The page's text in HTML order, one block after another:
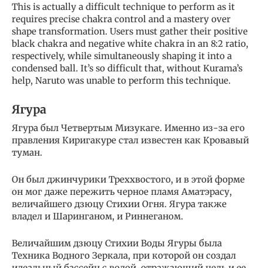
This is actually a difficult technique to perform as it
requires precise chakra control and a mastery over
shape transformation. Users must gather their positive
black chakra and negative white chakra in an 8:2 ratio,
respectively, while simultaneously shaping it into a
condensed ball. It’s so difficult that, without Kurama’s
help, Naruto was unable to perform this technique.
Ягура
Ягура был Четвертым Мизукаге. Именно из-за его
правления Киригакуре стал известен как Кровавый
туман.
Он был джинчурики Треххвостого, и в этой форме
он мог даже пережить черное пламя Аматэрасу,
величайшего дзюцу Стихии Огня. Ягура также
владел и Шаринганом, и Риннеганом.
Величайшим дзюцу Стихии Воды Ягуры была
Техника Водного Зеркала, при которой он создал